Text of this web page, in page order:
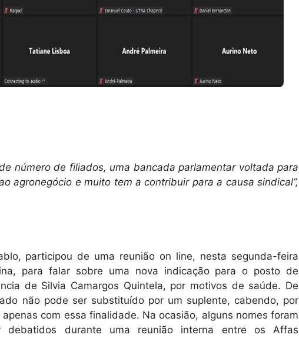
número de filiados, uma bancada parlamentar voltada para
agronegócio e muito tem a contribuir para a causa sindical”,
participou de uma reunião on line, nesta segunda-feira
para falar sobre uma nova indicação para o posto de
de Silvia Camargos Quintela, por motivos de saúde. De
não pode ser substituído por um suplente, cabendo, por
com essa finalidade. Na ocasião, alguns nomes foram
debatidos durante uma reunião interna entre os Affas